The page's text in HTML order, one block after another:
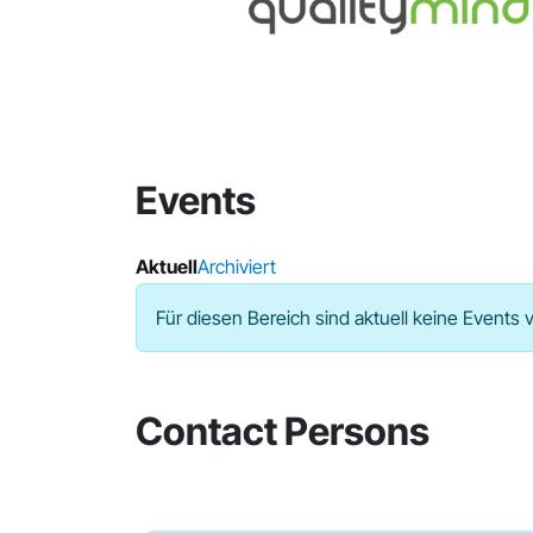
Events
AktuellArchiviert
Für diesen Bereich sind aktuell keine Events
Contact Persons